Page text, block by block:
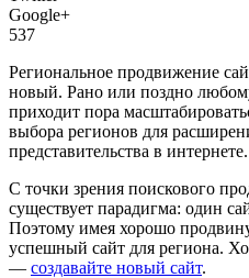
Google+
537
Региональное продвижение
новый. Рано или поздно
приходит пора
выбора регионов для
представительства в интернете.
С точки зрения поискового
существует парадигма: один
Поэтому имея хорошо
успешный сайт для региона.
— создавайте новый сайт.